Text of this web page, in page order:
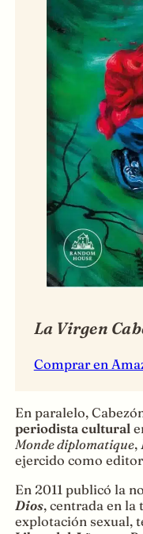
La Virgen
Comprar en
En paralelo,
periodista cultural
Monde diplomatique,
ejercido como
En 2011 publicó la
Dios, centrada en la
explotación sexual,